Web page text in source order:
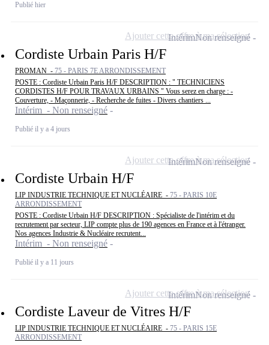
Publié hier
Cordiste Urbain Paris H/F
PROMAN - 75 - PARIS 7E ARRONDISSEMENT
POSTE : Cordiste Urbain Paris H/F DESCRIPTION : " TECHNICIENS
CORDISTES H/F POUR TRAVAUX URBAINS " Vous serez en charge : -
Couverture, - Maçonnerie, - Recherche de fuites - Divers chantiers ...
Intérim - Non renseigné
Publié il y a 4 jours
IntérimNon renseigné
Ajouter cette offre à ma sélection
Cordiste Urbain H/F
LIP INDUSTRIE TECHNIQUE ET NUCLÉAIRE - 75 - PARIS 10E
ARRONDISSEMENT
POSTE : Cordiste Urbain H/F DESCRIPTION : Spécialiste de l'intérim et du
recrutement par secteur, LIP compte plus de 190 agences en France et à l'étranger.
Nos agences Industrie & Nucléaire recrutent...
Intérim - Non renseigné
Publié il y a 11 jours
IntérimNon renseigné
Ajouter cette offre à ma sélection
Cordiste Laveur de Vitres H/F
LIP INDUSTRIE TECHNIQUE ET NUCLÉAIRE - 75 - PARIS 15E
ARRONDISSEMENT
IntérimNon renseigné
Ajouter cette offre à ma sélection